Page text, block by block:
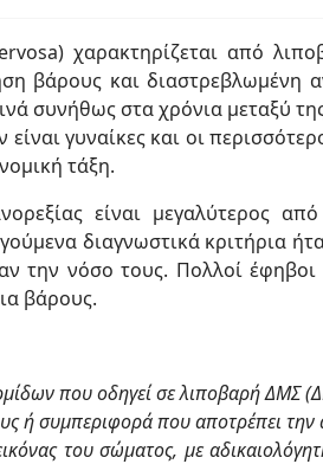
χαρακτηρίζεται από
βάρους και διαστρεβλωμένη
συνήθως στα χρόνια μεταξύ
γυναίκες και οι
τάξη.
είναι μεγαλύτερος
διαγνωστικά κριτήρια
την νόσο τους. Πολλοί έφηβοι
βάρους.
που οδηγεί σε λιποβαρή ΔΜΣ
ή συμπεριφορά που αποτρέπει
του σώματος, με